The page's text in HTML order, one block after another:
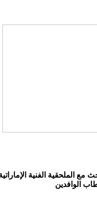
مع الملحقية الفنية
الوافدين